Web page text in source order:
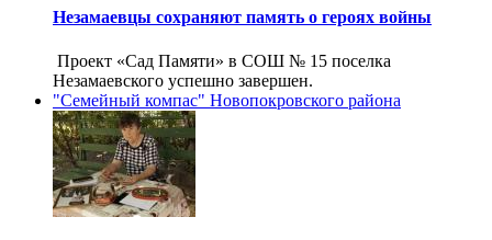
Незамаевцы сохраняют память о героях войны
Проект «Сад Памяти» в СОШ № 15 поселка
Незамаевского успешно завершен.
"Семейный компас" Новопокровского района